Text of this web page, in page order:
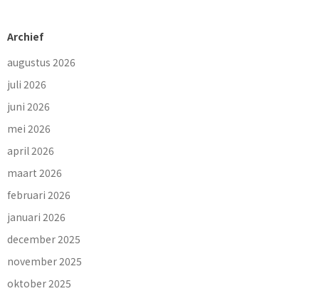
Archief
augustus 2026
juli 2026
juni 2026
mei 2026
april 2026
maart 2026
februari 2026
januari 2026
december 2025
november 2025
oktober 2025